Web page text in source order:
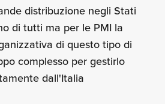
distribuzione negli Stati
di tutti ma per le PMI la
di questo tipo di
complesso per gestirlo
dall'Italia